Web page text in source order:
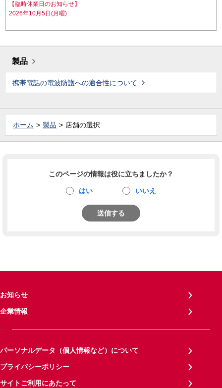
【臨時休業日のお知らせ】
2026年10月5日(月曜)
製品
携帯電話の電波防護への適合性について
ホーム 製品 店舗の選択
このページの情報は役に立ちましたか？
はい いいえ
送信する
お知らせ
企業情報
パーソナルデータ（個人情報など）について
プライバシーポリシー
サイトご利用にあたって